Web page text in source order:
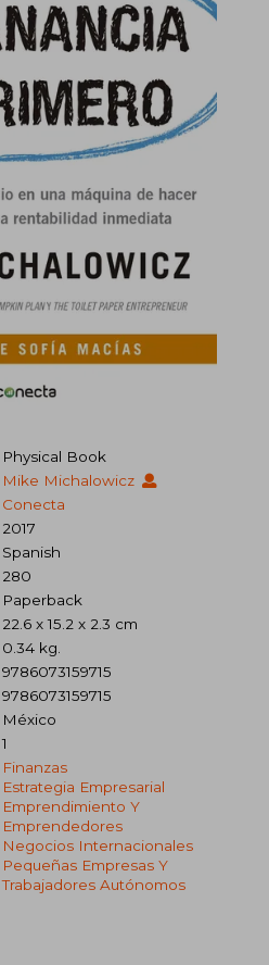
Physical Book
Mike Michalowicz
Conecta
2017
Spanish
280
Paperback
22.6 x 15.2 x 2.3 cm
0.34 kg.
9786073159715
9786073159715
México
1
Finanzas
Estrategia Empresarial
Emprendimiento Y
Emprendedores
Negocios Internacionales
Pequeñas Empresas Y
Trabajadores Autónomos